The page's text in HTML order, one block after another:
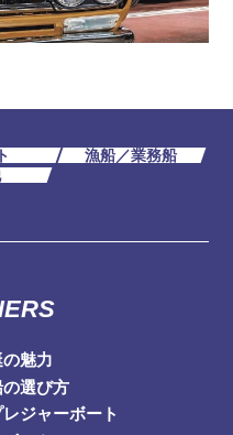
漁船／業務船
魅力
選び方
ジャーボート